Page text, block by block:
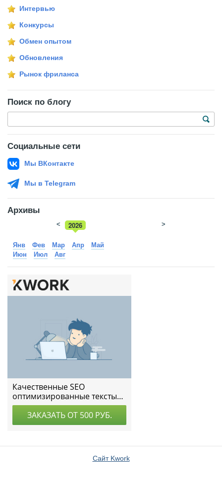
Интервью
Конкурсы
Обмен опытом
Обновления
Рынок фриланса
Поиск по блогу
Социальные сети
Мы ВКонтакте
Мы в Telegram
Архивы
2026
2025
< >
Янв Фев Мар Апр
Май
Июн
Июл Авг
Сайт Kwork